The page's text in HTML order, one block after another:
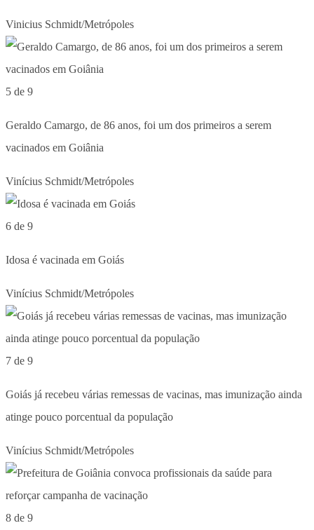
Vinicius Schmidt/Metrópoles
5 de 9
Geraldo Camargo, de 86 anos, foi um dos primeiros a serem
vacinados em Goiânia
Vinícius Schmidt/Metrópoles
6 de 9
Idosa é vacinada em Goiás
Vinícius Schmidt/Metrópoles
7 de 9
Goiás já recebeu várias remessas de vacinas, mas imunização ainda
atinge pouco porcentual da população
Vinícius Schmidt/Metrópoles
8 de 9